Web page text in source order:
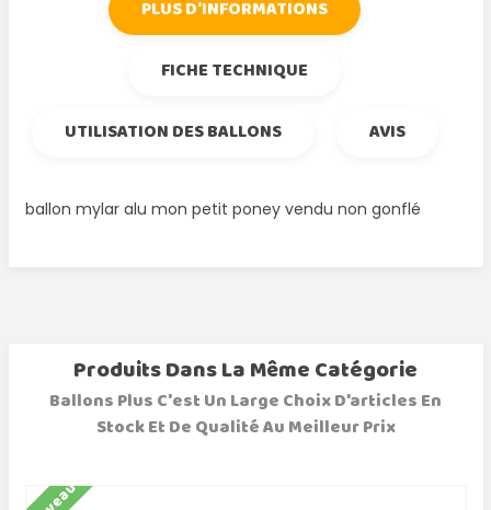
PLUS D'INFORMATIONS
FICHE TECHNIQUE
UTILISATION DES BALLONS
AVIS
ballon mylar alu mon petit poney vendu non gonflé
Produits Dans La Même Catégorie
Ballons Plus C'est Un Large Choix D'articles En
Stock Et De Qualité Au Meilleur Prix